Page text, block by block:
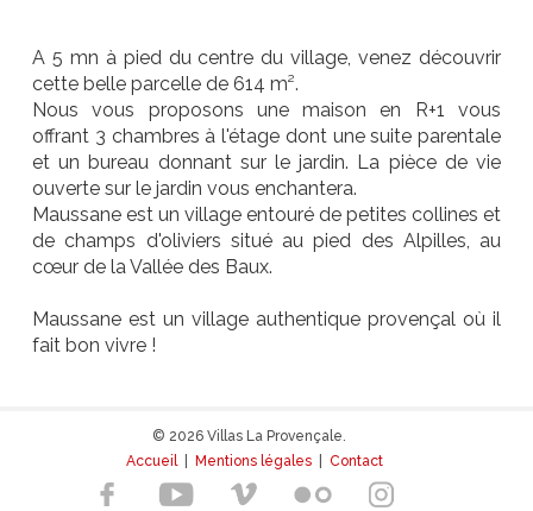
A 5 mn à pied du centre du village, venez découvrir
cette belle parcelle de 614 m².
Nous vous proposons une maison en R+1 vous
offrant 3 chambres à l'étage dont une suite parentale
et un bureau donnant sur le jardin. La pièce de vie
ouverte sur le jardin vous enchantera.
Maussane est un village entouré de petites collines et
de champs d'oliviers situé au pied des Alpilles, au
cœur de la Vallée des Baux.
Maussane est un village authentique provençal où il
fait bon vivre !
© 2026 Villas La Provençale.
Accueil| Mentions légales Contact